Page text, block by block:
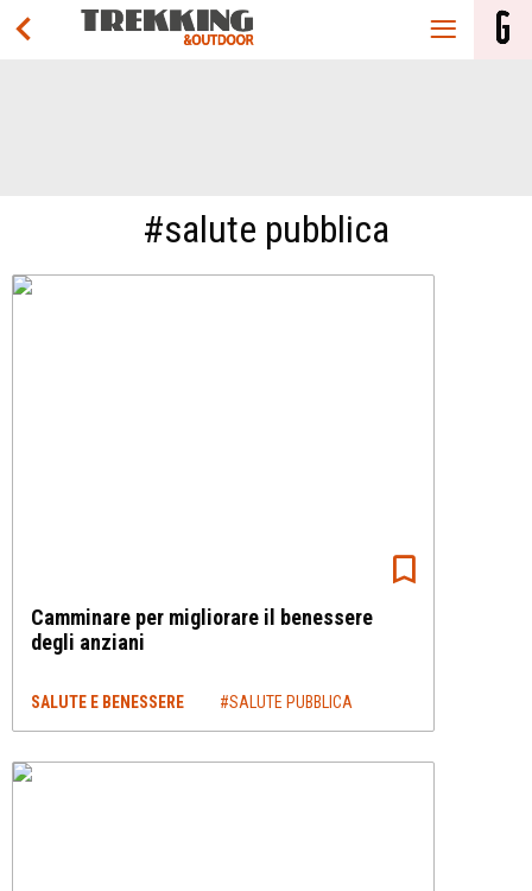
#salute pubblica
Camminare per migliorare il benessere
degli anziani
SALUTE E BENESSERE #SALUTE PUBBLICA